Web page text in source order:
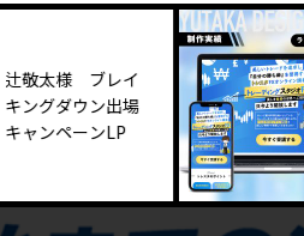
辻敬太様 ブレイ
キングダウン出場
キャンペーンLP